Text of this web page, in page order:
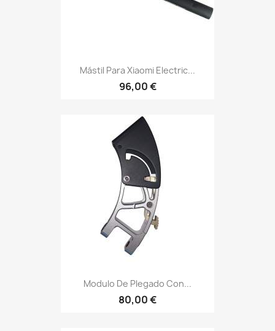
Mástil Para Xiaomi Electric...
96,00 €
Modulo De Plegado Con...
80,00 €